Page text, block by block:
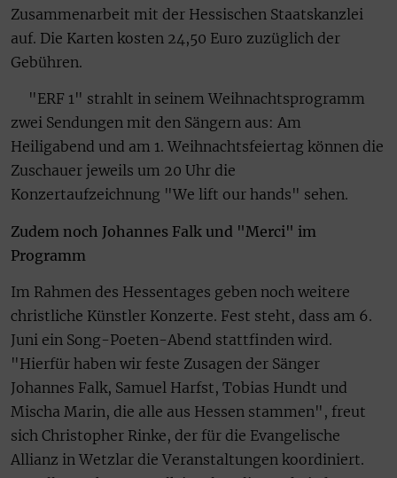
Zusammenarbeit mit der Hessischen Staatskanzlei
auf. Die Karten kosten 24,50 Euro zuzüglich der
Gebühren.
"ERF 1" strahlt in seinem Weihnachtsprogramm
zwei Sendungen mit den Sängern aus: Am
Heiligabend und am 1. Weihnachtsfeiertag können die
Zuschauer jeweils um 20 Uhr die
Konzertaufzeichnung "We lift our hands" sehen.
Zudem noch Johannes Falk und "Merci" im
Programm
Im Rahmen des Hessentages geben noch weitere
christliche Künstler Konzerte. Fest steht, dass am 6.
Juni ein Song-Poeten-Abend stattfinden wird.
"Hierfür haben wir feste Zusagen der Sänger
Johannes Falk, Samuel Harfst, Tobias Hundt und
Mischa Marin, die alle aus Hessen stammen", freut
sich Christopher Rinke, der für die Evangelische
Allianz in Wetzlar die Veranstaltungen koordiniert.